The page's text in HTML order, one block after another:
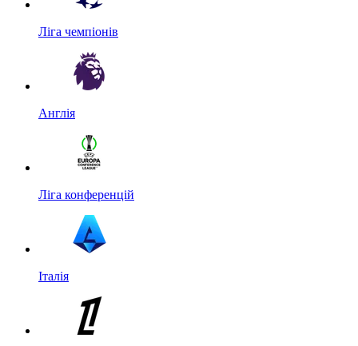
Ліга чемпіонів
Англія
Ліга конференцій
Італія